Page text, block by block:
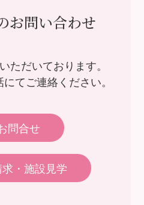
お問い合わせ
ただいております。
てご連絡ください。
問合せ
・施設見学